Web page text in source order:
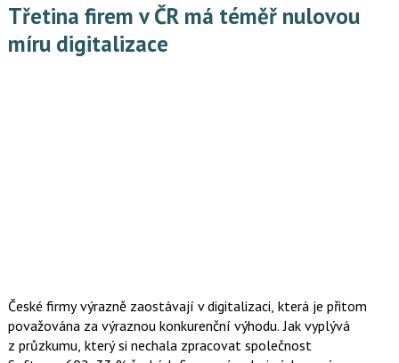
Třetina firem v ČR má téměř nulovou
míru digitalizace
České firmy výrazně zaostávají v digitalizaci, která je přitom
považována za výraznou konkurenční výhodu. Jak vyplývá
z průzkumu, který si nechala zpracovat společnost